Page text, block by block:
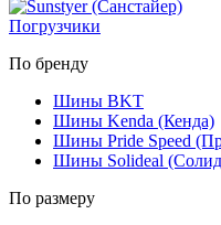
Погрузчики
По бренду
Шины BKT
Шины Kenda (Кенда)
Шины Pride Speed
Шины Solideal
По размеру